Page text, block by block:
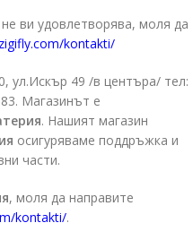
не ви удовлетворява, моля да
kontakti/
ул.Искър 49 /в центъра/ тел:
Магазинът е
. Нашият магазин
осигуряваме поддръжка и
части.
, моля да направите
kontakti/.